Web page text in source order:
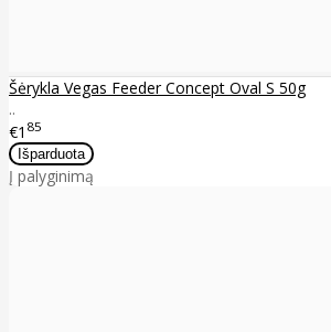
Šėrykla Vegas Feeder Concept Oval S 50g
..
€1 85
Į palyginimą